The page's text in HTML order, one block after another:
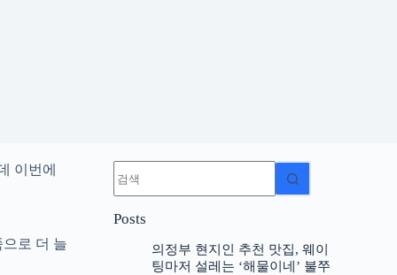
이번에
로 더 늘
과
음
Posts
의정부 현지인 추천 맛집, 웨이
팅마저 설레는 ‘해물이네’ 불쭈